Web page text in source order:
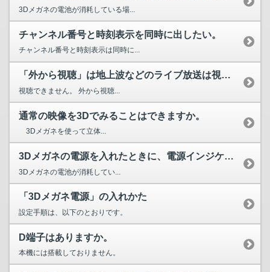
3Dメガネの電池が消耗している場...
チャンネル番号と時刻表示を同時に出したい。
チャンネル番号と時刻表示は同時に...
「外から視聴」は地上波などのライブ放送は視聴できますか。
視聴できません。 外から視聴...
通常の映像を3Dでみることはできますか。
3Dメガネを使って立体...
3Dメガネの電源を入れたときに、電源インジケーターが5回点...
3Dメガネの電池が消耗してい...
「3Dメガネ電源」の入れかた
設定手順は、以下のとおりです。
D端子はありますか。
本機には搭載しておりません。